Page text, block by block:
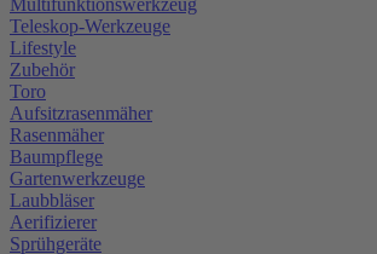
Teleskop-Werkzeuge
Lifestyle
Zubehör
Toro
Aufsitzrasenmäher
Rasenmäher
Baumpflege
Gartenwerkzeuge
Laubbläser
Aerifizierer
Sprühgeräte